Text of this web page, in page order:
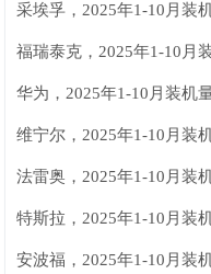
采埃孚，2025年1-10月装
福瑞泰克，2025年1-10月
华为，2025年1-10月装机
维宁尔，2025年1-10月装
法雷奥，2025年1-10月装
特斯拉，2025年1-10月装
安波福，2025年1-10月装